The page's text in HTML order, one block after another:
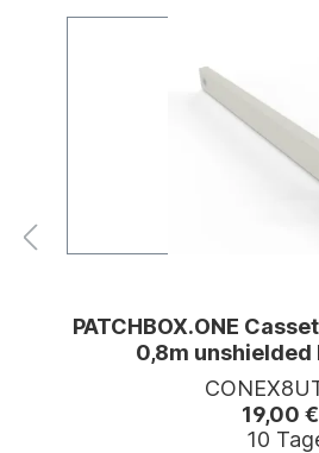
PATCHBOX.ONE
0,8m unshielded
19,00
10